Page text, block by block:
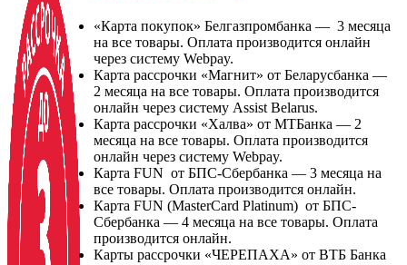
«Карта покупок» Белгазпромбанка — 3 месяца
на все товары. Оплата производится онлайн
через систему Webpay.
Карта рассрочки «Магнит» от Беларусбанка —
2 месяца на все товары. Оплата производится
онлайн через систему Assist Belarus.
Карта рассрочки «Халва» от МТБанка — 2
месяца на все товары. Оплата производится
онлайн через систему Webpay.
Карта FUN от БПС-Сбербанка — 3 месяца на
все товары. Оплата производится онлайн.
Карта FUN (MasterCard Platinum) от БПС-
Сбербанка — 4 месяца на все товары. Оплата
производится онлайн.
Карты рассрочки «ЧЕРЕПАХА» от ВТБ Банка